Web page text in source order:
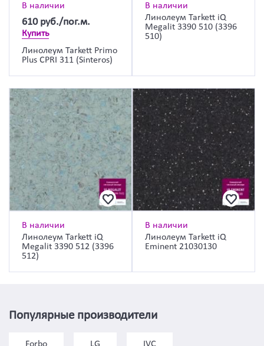
В наличии
610 руб./пог.м.
Купить
Линолеум Tarkett Primo
Plus CPRI 311 (Sinteros)
В наличии
Линолеум Tarkett iQ
Megalit 3390 510 (3396
510)
В наличии
Линолеум Tarkett iQ
Megalit 3390 512 (3396
512)
В наличии
Линолеум Tarkett iQ
Eminent 21030130
Популярные производители